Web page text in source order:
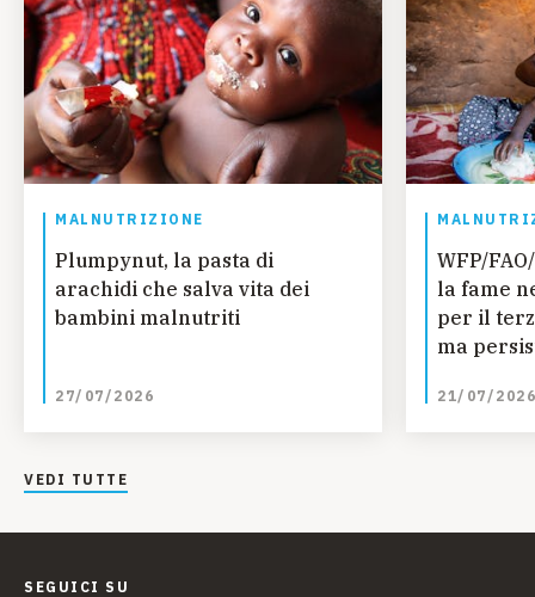
MALNUTRIZIONE
Plumpynut, la pasta di
arachidi che salva vita dei
bambini malnutriti
27/07/2026
WFP/
la fame
per il
ma
ONU
21/07/2026
VEDI TUTTE
SEGUICI SU